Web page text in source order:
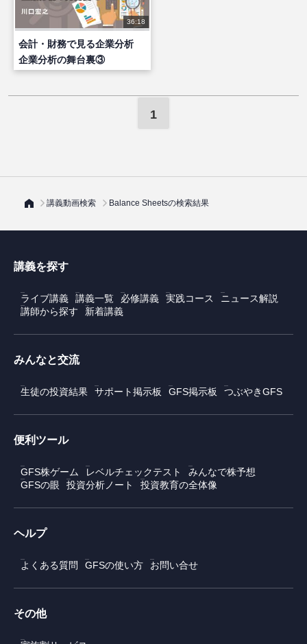
36:18
会計・財務で見る企業分析
企業分析の舞台裏③
1
講義動画検索 Balance Sheetsの検索結果
講義を探す
ライブ講義 講義一覧 必修講義 実践コース
ニュース解説
講師から探す
新着講義
みんなと交流
生徒の投資結果 サポート掲示板 GFS掲示板 つぶやきGFS
便利ツール
GFS株ゲーム レベルチェックテスト
みんなで株予想
GFSの眼
投資分析ノート 投資教育の全体像
ヘルプ
よくある質問 GFSの使い方 お問い合せ
その他